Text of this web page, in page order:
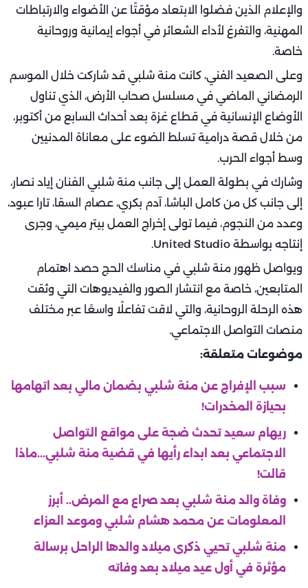
والإعلام الذين فضلوا الابتعاد مؤقتًا عن الأضواء والارتباطات
المهنية، والتفرغ لأداء الشعائر في أجواء إيمانية وروحانية
خاصة.
وعلى الصعيد الفني، كانت منة شلبي قد شاركت خلال الموسم
الرمضاني الماضي في مسلسل صحاب الأرض، الذي تناول
الأوضاع الإنسانية في قطاع غزة بعد أحداث السابع من أكتوبر،
من خلال قصة درامية تسلط الضوء على معاناة المدنيين
وسط أجواء الحرب.
وشارك في بطولة العمل إلى جانب منة شلبي الفنان إياد نصار،
إلى جانب كل من كامل الباشا، آدم بكري، عصام السقا، تارا عبود،
وعدد من النجوم، فيما تولى إخراج العمل بيتر ميمي، وجرى
إنتاجه بواسطة United Studio.
ويواصل ظهور منة شلبي في مناسك الحج حصد اهتمام
المتابعين، خاصة مع انتشار الصور والفيديوهات التي وثقت
هذه الرحلة الروحانية، والتي لاقت تفاعلًا واسعًا عبر مختلف
منصات التواصل الاجتماعي.
موضوعات متعلقة:
سبب الإفراج عن منة شلبي بضمان مالي بعد اتهامها
بحيازة المخدرات!
ريهام سعيد تحدث ضجة على مواقع التواصل
الاجتماعي بعد ابداء رأيها في قضية منة شلبي...ماذا
قالت!
وفاة والد منة شلبي بعد صراع مع المرض.. أبرز
المعلومات عن محمد هشام شلبي وموعد العزاء
منة شلبي تحيي ذكرى ميلاد والدها الراحل برسالة
مؤثرة في أول عيد ميلاد بعد وفاته